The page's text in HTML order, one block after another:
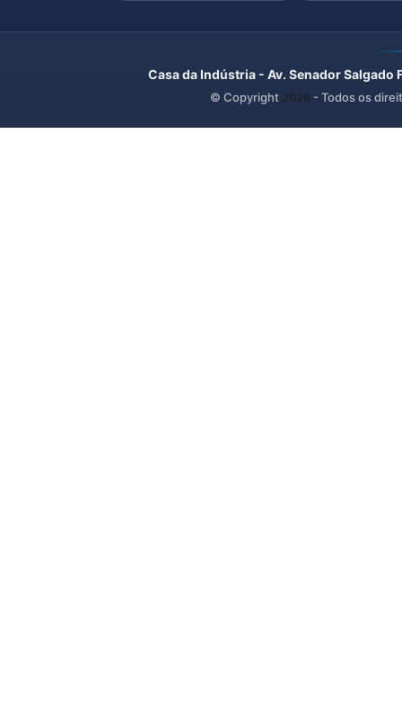
Casa da Indústria - Av. Senador
© Copyright 2026 - Todos os